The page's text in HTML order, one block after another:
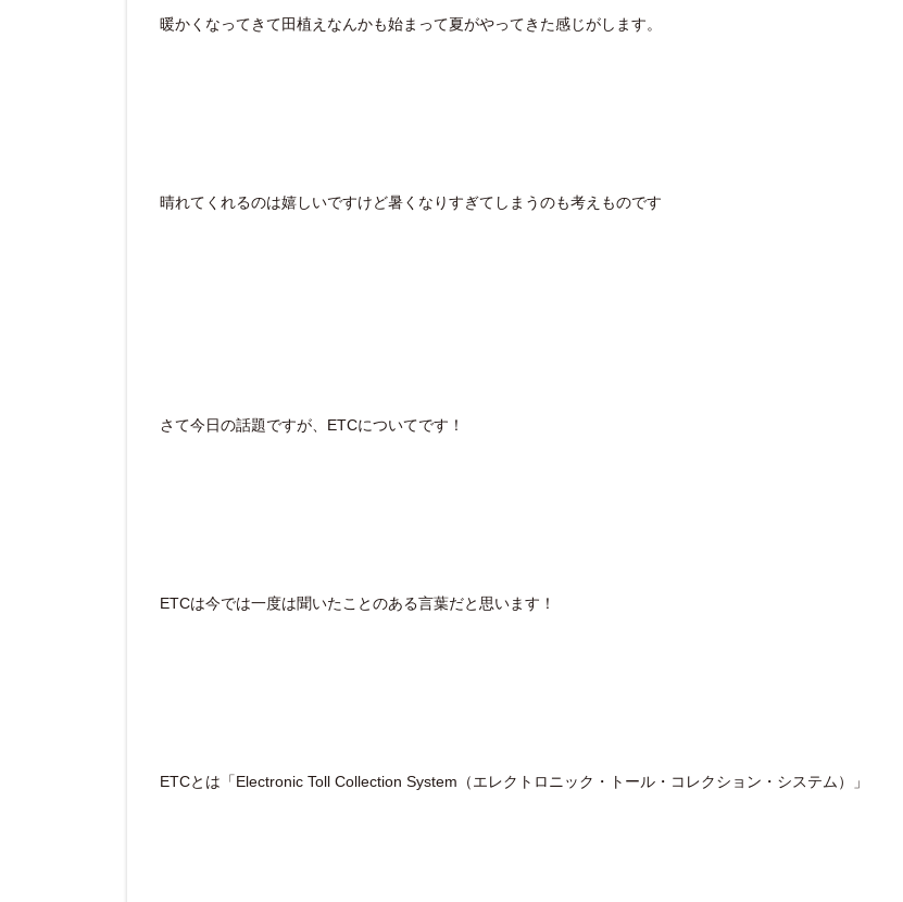
暖かくなってきて田植えなんかも始まって夏がやってきた感じがします。
晴れてくれるのは嬉しいですけど暑くなりすぎてしまうのも考えものです
さて今日の話題ですが、ETCについてです！
ETCは今では一度は聞いたことのある言葉だと思います！
ETCとは「Electronic Toll Collection System（エレクトロニック・トール・コレクション・システム）」